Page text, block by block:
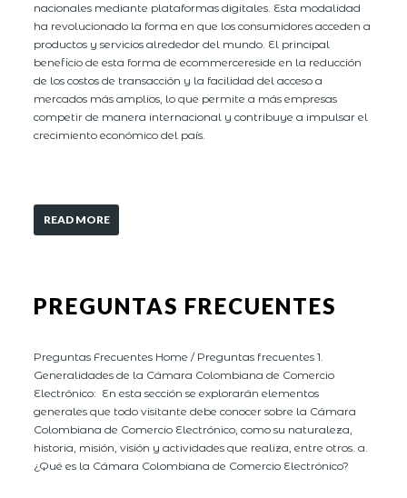
nacionales mediante plataformas digitales. Esta modalidad
ha revolucionado la forma en que los consumidores acceden a
productos y servicios alrededor del mundo. El principal
beneficio de esta forma de ecommercereside en la reducción
de los costos de transacción y la facilidad del acceso a
mercados más amplios, lo que permite a más empresas
competir de manera internacional y contribuye a impulsar el
crecimiento económico del país.
READ MORE
PREGUNTAS FRECUENTES
Preguntas Frecuentes Home / Preguntas frecuentes 1.
Generalidades de la Cámara Colombiana de Comercio
Electrónico: En esta sección se explorarán elementos
generales que todo visitante debe conocer sobre la Cámara
Colombiana de Comercio Electrónico, como su naturaleza,
historia, misión, visión y actividades que realiza, entre otros. a.
¿Qué es la Cámara Colombiana de Comercio Electrónico?